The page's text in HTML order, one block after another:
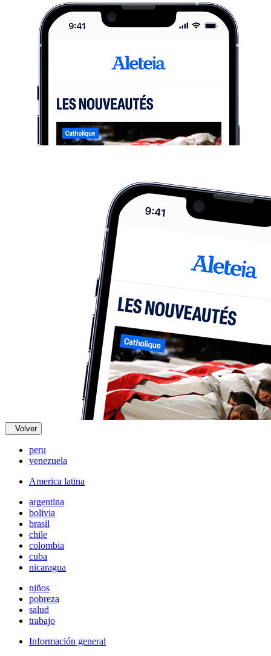
Volver
peru
venezuela
America latina
argentina
bolivia
brasil
chile
colombia
cuba
nicaragua
niños
pobreza
salud
trabajo
Información general